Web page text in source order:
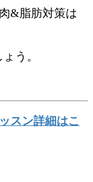
&脂肪対策は
う。
スン詳細はこ